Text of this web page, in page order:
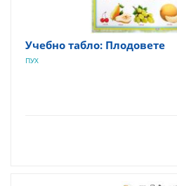
Учебно табло: Плодовете
ПУХ